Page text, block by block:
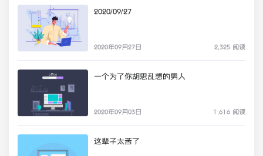
2020/09/27
2020年09月27日 2,325 阅读
一个为了你胡思乱想的男人
2020年09月03日 1,616 阅读
这辈子太苦了